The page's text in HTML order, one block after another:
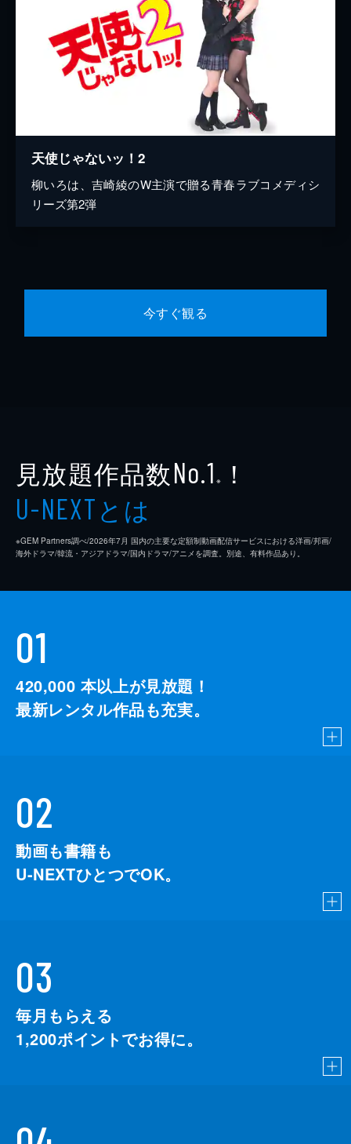
天使じゃないッ！2
柳いろは、吉崎綾のW主演で贈る青春ラブコメディシ
リーズ第2弾
今すぐ観る
見放題作品数No.1 ※ ！
U-NEXTとは
※GEM Partners調べ/2026年7⽉ 国内の主要な定額制動画配信サービスにおける洋画/邦画/
海外ドラマ/韓流・アジアドラマ/国内ドラマ/アニメを調査。別途、有料作品あり。
01
420,000 本以上が見放題！
最新レンタル作品も充実。
02
動画も書籍も
U-NEXTひとつでOK。
03
毎月もらえる
1,200ポイントでお得に。